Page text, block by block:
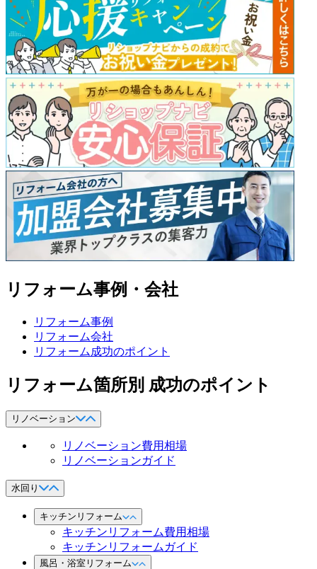
リフォーム事例・会社
リフォーム事例
リフォーム会社
リフォーム成功のポイント
リフォーム箇所別 成功のポイント
リノベーション
リノベーション費用相場
リノベーションガイド
水回り
キッチンリフォーム
キッチンリフォーム費用相場
キッチンリフォームガイド
風呂・浴室リフォーム